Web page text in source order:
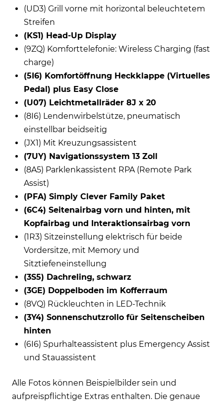
(UD3) Grill vorne mit horizontal beleuchtetem
Streifen
(KS1) Head-Up Display
(9ZQ) Komforttelefonie: Wireless Charging (fast
charge)
(5I6) Komfortöffnung Heckklappe (Virtuelles
Pedal) plus Easy Close
(U07) Leichtmetallräder 8J x 20
(8I6) Lendenwirbelstütze, pneumatisch
einstellbar beidseitig
(JX1) Mit Kreuzungsassistent
(7UY) Navigationssystem 13 Zoll
(8A5) Parklenkassistent RPA (Remote Park
Assist)
(PFA) Simply Clever Family Paket
(6C4) Seitenairbag vorn und hinten, mit
Kopfairbag und Interaktionsairbag vorn
(1R3) Sitzeinstellung elektrisch für beide
Vordersitze, mit Memory und
Sitztiefeneinstellung
(3S5) Dachreling, schwarz
(3GE) Doppelboden im Kofferraum
(8VQ) Rückleuchten in LED-Technik
(3Y4) Sonnenschutzrollo für Seitenscheiben
hinten
(6I6) Spurhalteassistent plus Emergency Assist
und Stauassistent
Alle Fotos können Beispielbilder sein und
aufpreispflichtige Extras enthalten. Die genaue